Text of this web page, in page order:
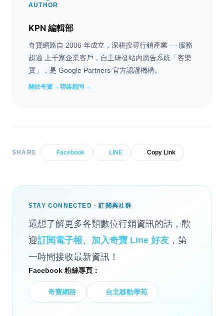
AUTHOR
KPN 編輯部
奇寶網路自 2006 年成立，深耕搜尋行銷產業 — 服務
超過 上千家企業客戶，自主研發站內廣告系統「客樂
寶」，是 Google Partners 官方認證機構。
關於奇寶 →聯絡顧問 →
SHARE Facebook LINE Copy Link
STAY CONNECTED · 訂閱與社群
還想了解更多各類數位行銷資訊的話，歡
迎訂閱電子報、 加入奇寶 Line 好友 ，第
一時間接收最新資訊！
Facebook 粉絲專頁：
奇寶網路 台北移動學苑